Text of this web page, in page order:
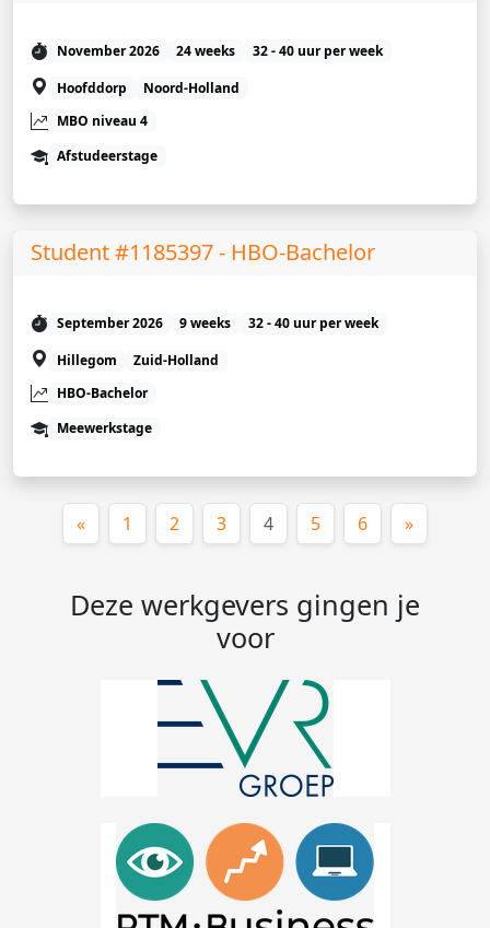
November 2026 24 weeks
32 - 40 uur per week
Hoofddorp
Noord-Holland
MBO niveau 4
Afstudeerstage
Student #1185397 - HBO-Bachelor
September 2026 9 weeks
32 - 40 uur per week
Hillegom
Zuid-Holland
HBO-Bachelor
Meewerkstage
« 1 2 3 4(huidige)
5 6 »
Deze werkgevers gingen je
voor